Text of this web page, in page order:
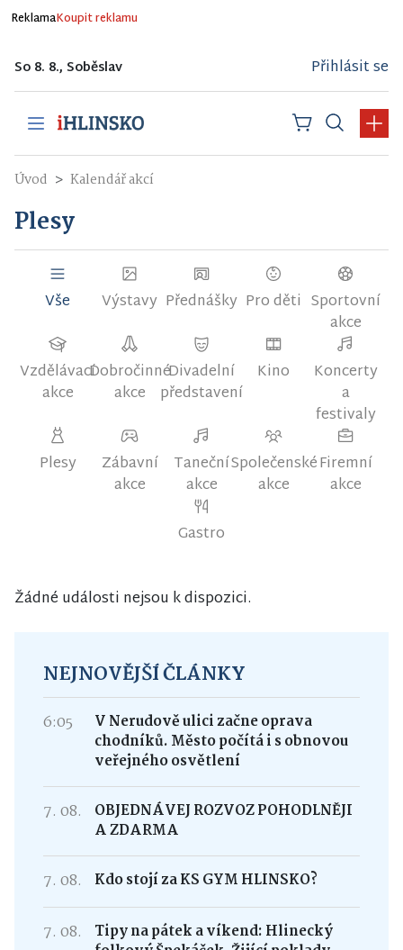
ReklamaKoupit reklamu
So 8. 8., Soběslav Přihlásit se
Úvod Kalendář akcí
Plesy
Vše Výstavy Přednášky Pro děti Sportovní
akce
Vzdělávací
akce
Dobročinné
akce
Divadelní
představení
Kino
Koncerty
a
festivaly
Plesy
Zábavní
akce
Taneční
akce
Společenské
akce
Firemní
akce
Gastro
Žádné události nejsou k dispozici.
NEJNOVĚJŠÍ ČLÁNKY
6:05
V Nerudově ulici začne oprava
chodníků. Město počítá i s obnovou
veřejného osvětlení
7. 08.
OBJEDNÁVEJ ROZVOZ POHODLNĚJI
A ZDARMA
7. 08. Kdo stojí za KS GYM HLINSKO?
7. 08.
Tipy na pátek a víkend: Hlinecký